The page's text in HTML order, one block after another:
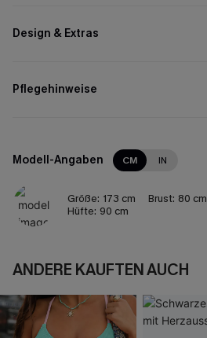
Design & Extras
Pflegehinweise
Modell-Angaben CM IN
Größe: 173 cm Brust: 80 cm
Hüfte: 90 cm
ANDERE KAUFTEN AUCH